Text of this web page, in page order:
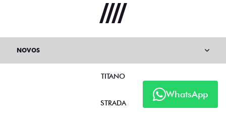
WhatsApp
NOVOS
TITANO
STRADA